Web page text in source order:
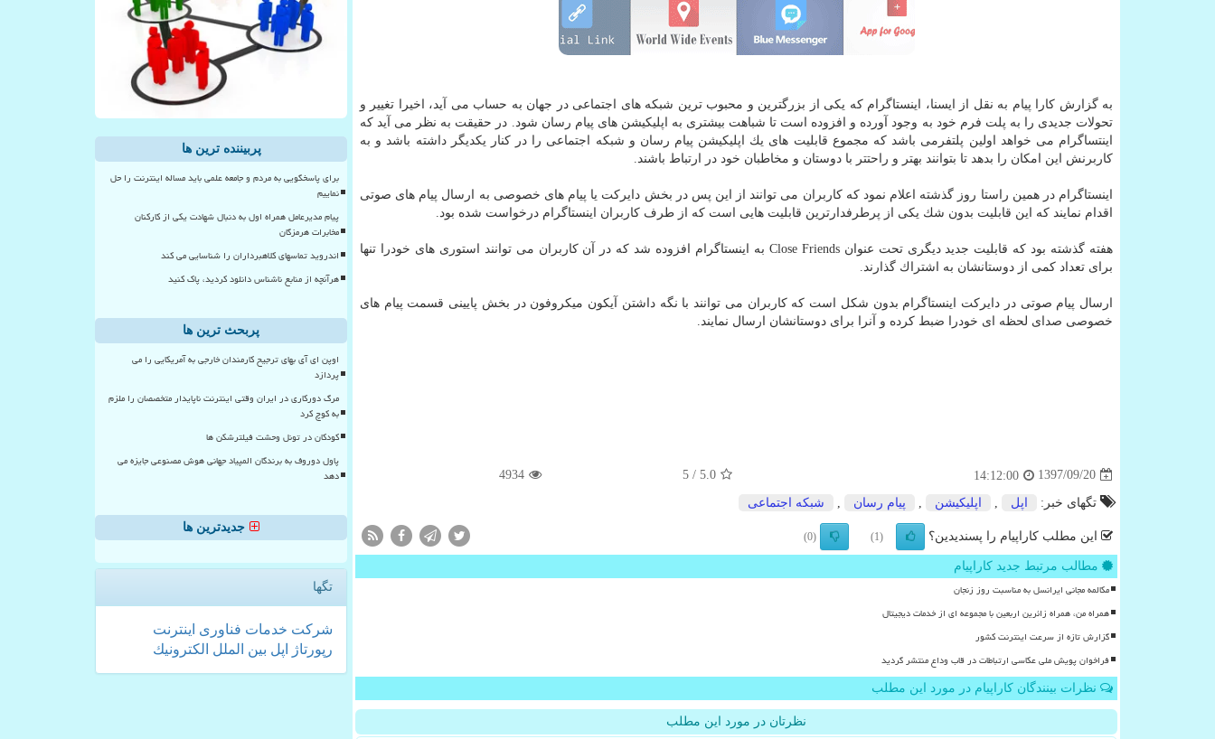
به گزارش كارا پیام به نقل از ایسنا، اینستاگرام كه یكی از بزرگترین و محبوب ترین شبكه های اجتماعی در جهان به حساب می آید، اخیرا تغییر و
تحولات جدیدی را به پلت فرم خود به وجود آورده و افزوده است تا شباهت بیشتری به اپلیكیشن های پیام رسان شود. در حقیقت به نظر می آید كه
اینتساگرام می خواهد اولین پلتفرمی باشد كه مجموع قابلیت های یك اپلیكیشن پیام رسان و شبكه اجتماعی را در كنار یكدیگر داشته باشد و به
كاربرنش این امكان را بدهد تا بتوانند بهتر و راحتتر با دوستان و مخاطبان خود در ارتباط باشند.
اینستاگرام در همین راستا روز گذشته اعلام نمود كه كاربران می توانند از این پس در بخش دایركت یا پیام های خصوصی به ارسال پیام های صوتی
اقدام نمایند كه این قابلیت بدون شك یكی از پرطرفدارترین قابلیت هایی است كه از طرف كاربران اینستاگرام درخواست شده بود.
هفته گذشته بود كه قابلیت جدید دیگری تحت عنوان Close Friends به اینستاگرام افزوده شد كه در آن كاربران می توانند استوری های خودرا تنها
برای تعداد كمی از دوستانشان به اشتراك گذارند.
ارسال پیام صوتی در دایركت اینستاگرام بدون شكل است كه كاربران می توانند با نگه داشتن آیكون میكروفون در بخش پایینی قسمت پیام های
خصوصی صدای لحظه ای خودرا ضبط كرده و آنرا برای دوستانشان ارسال نمایند.
1397/09/20
14:12:00
5.0
/ 5
4934
تگهای خبر: اپل اپلیكیشن پیام رسان شبكه اجتماعی
این مطلب کاراپیام را پسندیدین؟ (1)
(0)
مطالب مرتبط جدید کاراپیام
مکالمه مجانی ایرانسل به مناسبت روز زنجان
همراه من، همراه زائرین اربعین با مجموعه ای از خدمات دیجیتال
گزارش تازه از سرعت اینترنت کشور
فراخوان پویش ملی عکاسی ارتباطات در قاب وداع منتشر گردید
نظرات بینندگان کاراپیام در مورد این مطلب
نظرتان در مورد این مطلب
پربیننده ترین ها
برای پاسخگویی به مردم و جامعه علمی باید مساله اینترنت را حل
نماییم
پیام مدیرعامل همراه اول به دنبال شهادت یکی از کارکنان
مخابرات هرمزگان
اندروید تماسهای کلاهبرداران را شناسایی می کند
هرآنچه از منابع ناشناس دانلود کردید، پاک کنید
پربحث ترین ها
اوپن ای آی بهای ترجیح کارمندان خارجی به آمریکایی را می
پردازد
مرگ دورکاری در ایران وقتی اینترنت ناپایدار متخصصان را ملزم
به کوچ کرد
کودکان در تونل وحشت فیلترشکن ها
پاول دوروف به برندگان المپیاد جهانی هوش مصنوعی جایزه می
دهد
جدیدترین ها
تگها
شركت خدمات فناوری اینترنت
رپورتاژ
اپل بین الملل الكترونیك